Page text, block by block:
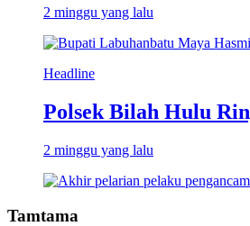
2 minggu yang lalu
Headline
Polsek Bilah Hulu
2 minggu yang lalu
Tamtama